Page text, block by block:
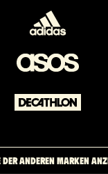
DER ANDEREN MARKEN